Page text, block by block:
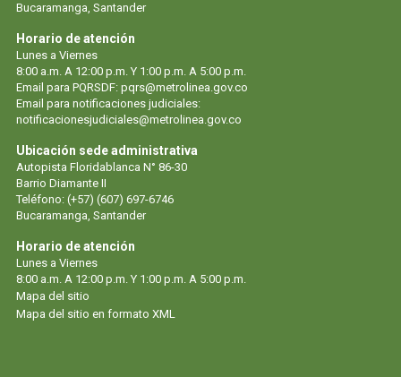
Bucaramanga, Santander
Horario de atención
Lunes a Viernes
8:00 a.m. A 12:00 p.m. Y 1:00 p.m. A 5:00 p.m.
Email para PQRSDF: pqrs@metrolinea.gov.co
Email para notificaciones judiciales:
notificacionesjudiciales@metrolinea.gov.co
Ubicación sede administrativa
Autopista Floridablanca N° 86-30
Barrio Diamante II
Teléfono: (+57) (607) 697-6746
Bucaramanga, Santander
Horario de atención
Lunes a Viernes
8:00 a.m. A 12:00 p.m. Y 1:00 p.m. A 5:00 p.m.
Mapa del sitio
Mapa del sitio en formato XML